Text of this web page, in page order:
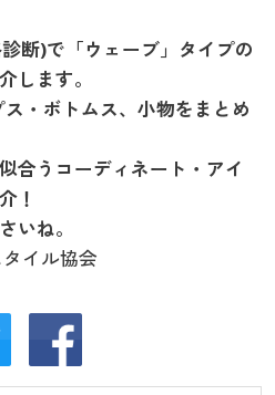
注文
断)で「ウェーブ」タイプの
します。
・ボトムス、小物をまとめ
合うコーディネート・アイ
！
いね。
イル協会